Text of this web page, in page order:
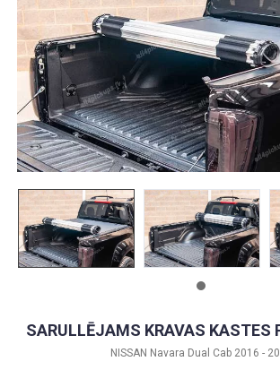
SARULLĒJAMS KRAVAS KASTES
NISSAN Navara Dual Cab 2016 -